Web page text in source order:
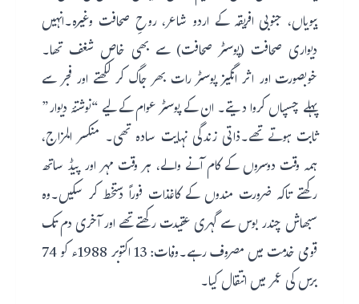
بیویاں، جنوبی افریقہ کے اردو شاعر، روحِ صحافت وغیرہ۔انہیں
دیواری صحافت (پوسٹر صحافت) سے بھی خاص شغف تھا۔
خوبصورت اور اثر انگیز پوسٹر رات بھر جاگ کر لکھتے اور فجر سے
پہلے چسپاں کروا دیتے۔ ان کے پوسٹر عوام کے لیے “نوشتۂ دیوار”
ثابت ہوتے تھے۔ذاتی زندگی نہایت سادہ تھی۔ منکسر المزاج،
ہمہ وقت دوسروں کے کام آنے والے، ہر وقت مہر اور پیڈ ساتھ
رکھتے تاکہ ضرورت مندوں کے کاغذات فوراً دستخط کر سکیں۔وہ
سبھاش چندر بوس سے گہری عقیدت رکھتے تھے اور آخری دم تک
قومی خدمت میں مصروف رہے۔وفات: 13 اکتوبر 1988ء کو 74
برس کی عمر میں انتقال کیا۔